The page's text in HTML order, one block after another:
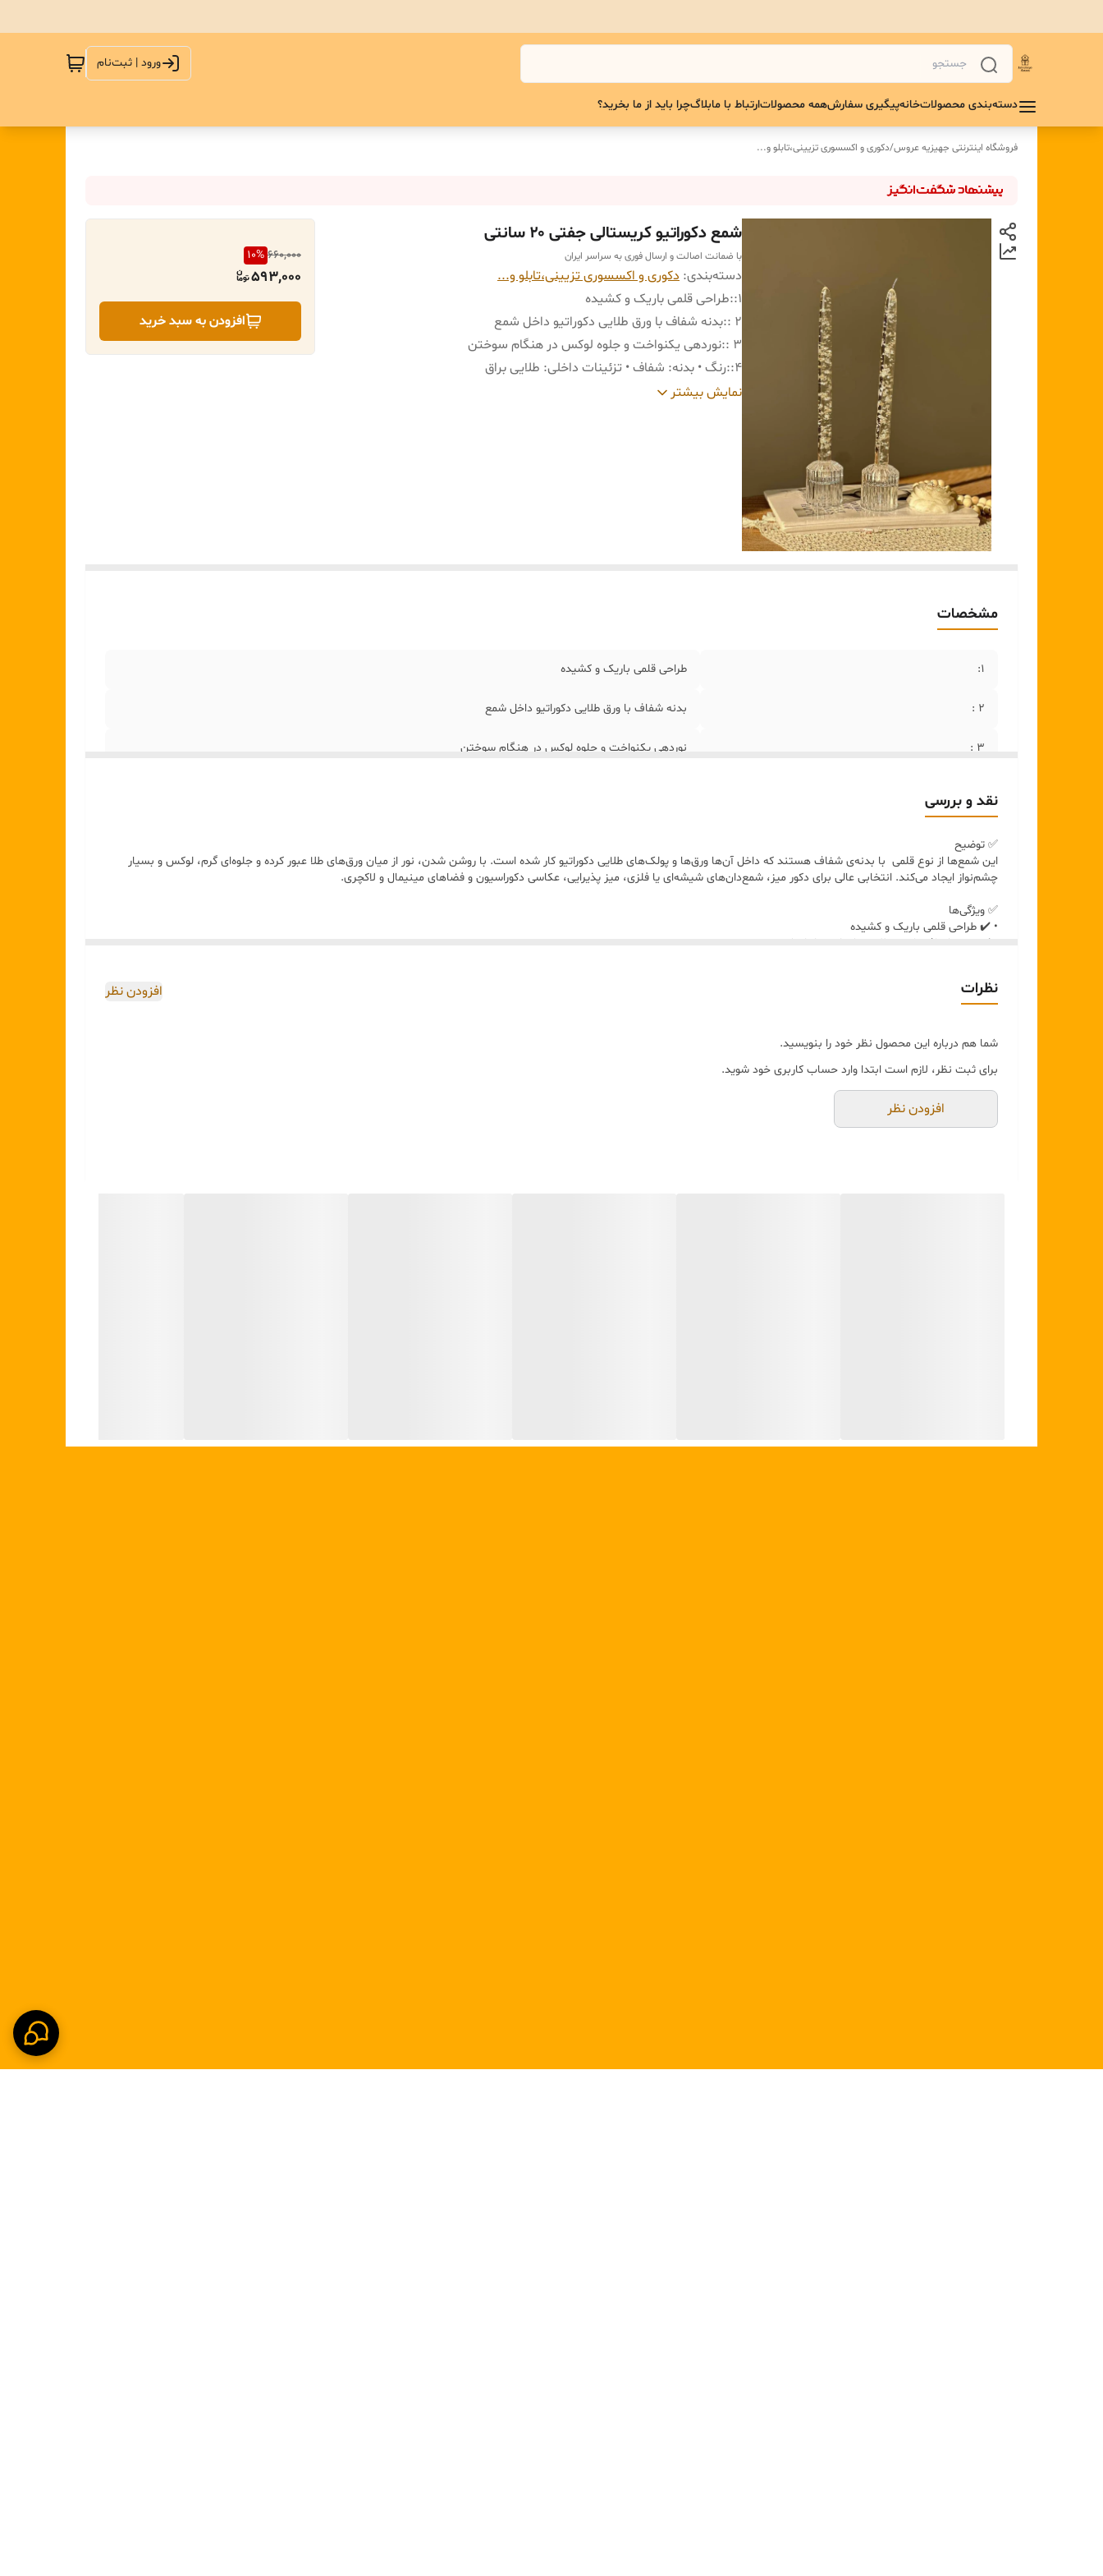
ورود | ثبت‌نام
دسته‌بندی محصولاتخانهپیگیری سفارشهمه محصولاتارتباط با مابلاگچرا باید از ما بخرید؟
فروشگاه اینترنتی جهیزیه عروس/دکوری و اکسسوری تزیینی،تابلو و...
شمع دکوراتیو کریستالی جفتی ۲۰ سانتی
با ضمانت اصالت و ارسال فوری به سراسر ایران
دسته‌بندی: دکوری و اکسسوری تزیینی،تابلو و...
1:
:طراحی قلمی باریک و کشیده
۲ : :بدنه شفاف با ورق طلایی دکوراتیو داخل شمع
۳ : :نوردهی یکنواخت و جلوه لوکس در هنگام سوختن
۴: :رنگ • بدنه: شفاف • تزئینات داخلی: طلایی براق
۵ : :ابعاد • ارتفاع شمع: حدود20 سانتی‌متر • قطر شمع: حدود 2 تا 2.2 سانتی‌متر
نمایش بیشتر
660,000
10%
593,000
افزودن به سبد خرید
مشخصات
1: طراحی قلمی باریک و کشیده
۲ : بدنه شفاف با ورق طلایی دکوراتیو داخل شمع
۳ : نوردهی یکنواخت و جلوه لوکس در هنگام سوختن
نقد و بررسی
✅ توضیح
این شمع‌ها از نوع قلمی با بدنه‌ی شفاف هستند که داخل آن‌ها ورق‌ها و پولک‌های طلایی دکوراتیو کار شده است. با روشن شدن، نور از میان ورق‌های طلا عبور کرده و جلوه‌ای گرم، لوکس و بسیار
چشم‌نواز ایجاد می‌کند. انتخابی عالی برای دکور میز، شمع‌دان‌های شیشه‌ای یا فلزی، میز پذیرایی، عکاسی دکوراسیون و فضاهای مینیمال و لاکچری.
✅ ویژگی‌ها
• ✔️ طراحی قلمی باریک و کشیده
• ✔️ بدنه شفاف با ورق طلایی دکوراتیو داخل شمع
✅ رنگ
• بدنه: شفاف
• جلوه نهایی نور: طلایی گرم و درخشان
✅ ابعاد
• ارتفاع شمع: حدود20 سانتی‌متر
• قطر شمع: حدود 2 تا 2.2 سانتی‌متر
• پایه: استاندارد شمع قلمی
نظرات افزودن نظر
شما هم درباره این محصول نظر خود را بنویسید.
برای ثبت نظر، لازم است ابتدا وارد حساب کاربری خود شوید.
افزودن نظر